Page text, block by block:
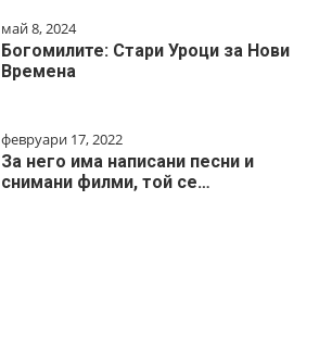
май 8, 2024
Богомилите: Стари Уроци за Нови
Времена
февруари 17, 2022
За него има написани песни и
снимани филми, той се…